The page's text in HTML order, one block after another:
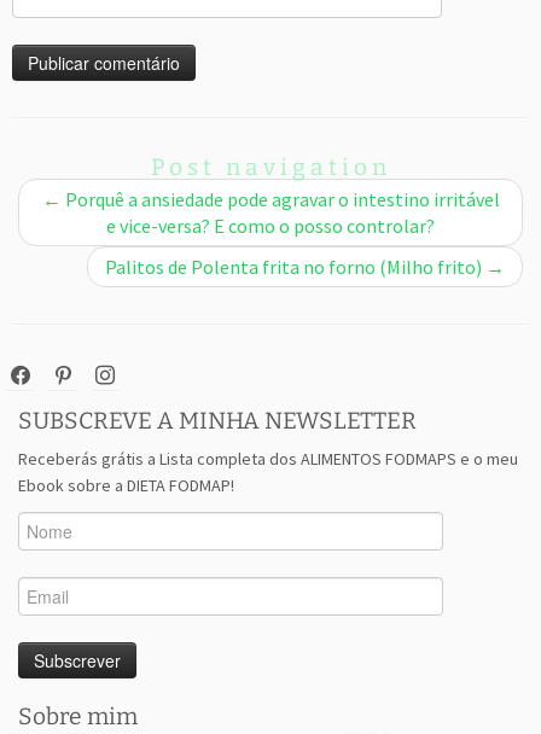
Post navigation
← Porquê a ansiedade pode agravar o intestino irritável
e vice-versa? E como o posso controlar?
Palitos de Polenta frita no forno (Milho frito) →
facebookpinterestinstagram
SUBSCREVE A MINHA NEWSLETTER
Receberás grátis a Lista completa dos ALIMENTOS FODMAPS e o meu
Ebook sobre a DIETA FODMAP!
Sobre mim